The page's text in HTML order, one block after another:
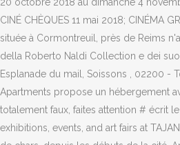
CINÉ CHÈQUES 11 mai 2018; CINÉMA
située à Cormontreuil, près de Reims
della Roberto Naldi Collection e dei
Esplanade du mail, Soissons , 02200 -
Apartments propose un hébergement
totalement faux, faites attention # écrit
exhibitions, events, and art fairs at